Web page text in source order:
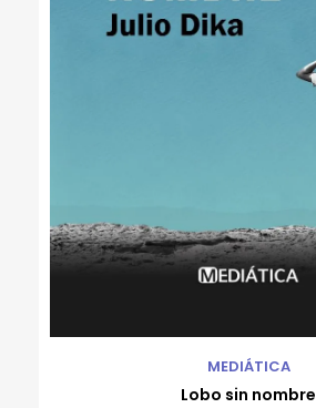
Rafael Flórez-Estrada
Robert Gammon
MEDIÁTICA
Lobo sin nombre